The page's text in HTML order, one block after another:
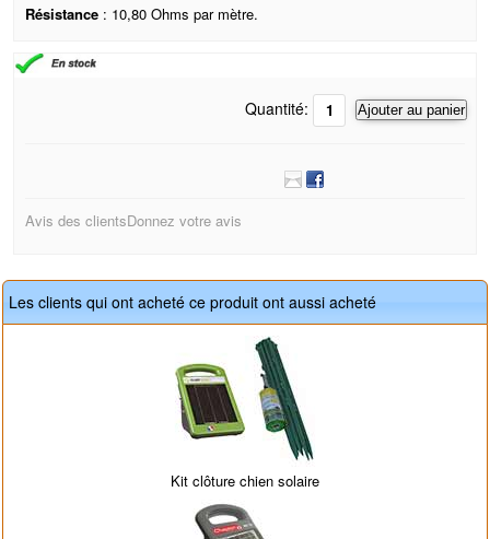
Résistance: 10,80 Ohms par mètre.
Quantité: Ajouter au panier
Avis des clientsDonnez votre avis
Les clients qui ont acheté ce produit ont aussi acheté
Kit clôture chien solaire